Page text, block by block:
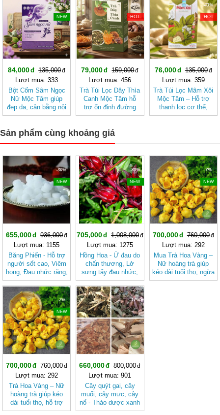
-37%
NEW
84,000
135,000
Lượt mua: 333
Bột Cốm Sâm Ngọc
Nữ Mộc Tâm giúp
đẹp da, cân bằng nội
tiết tố nữ
-50%
HOT
79,000
159,000
Lượt mua: 456
Trà Túi Lọc Dây Thìa
Canh Mộc Tâm hỗ
trợ ổn định đường
huyết
-43%
HOT
76,000
135,000
Lượt mua: 359
Trà Túi Lọc Mâm Xôi
Mộc Tâm – Hỗ trợ
thanh lọc cơ thể,
mang lại cảm giác
Sản phẩm cùng khoảng giá
-30%
NEW
655,000
936,000
Lượt mua: 1155
Băng Phiến - Hỗ trợ
người sốt cao, Viêm
họng, Đau nhức răng,
Đầu đau chóng mặt
BAK840
-30%
NEW
705,000
1,008,000
Lượt mua: 1275
Hồng Hoa - Ứ đau do
chấn thương, Lở
sưng tấy đau nhức,
Đau kinh, đau bụng
sau sanh BAK838
-7%
NEW
700,000
760,000
Lượt mua: 292
Mua Trà Hoa Vàng –
Nữ hoàng trà giúp
kéo dài tuổi thọ, ngừa
bệnh cực hay JD124
-7%
NEW
700,000
760,000
Lượt mua: 292
Trà Hoa Vàng – Nữ
hoàng trà giúp kéo
dài tuổi thọ, hỗ trợ
ngừa bệnh cực hay
-17%
660,000
800,000
Lượt mua: 901
Cây quýt gai, cây
muối, cây mực, cây
nổ - Thảo dược xanh
Jindo.vn JD218